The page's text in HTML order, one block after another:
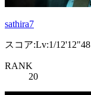
sathira7
スコア:Lv:1/12'12"48
RANK
20